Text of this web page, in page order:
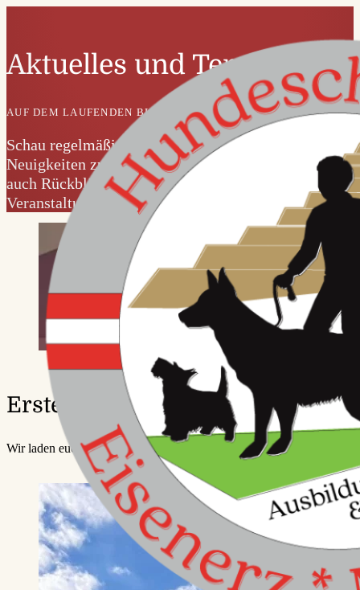
Aktuelles und Termine
AUF DEM LAUFENDEN BLEIBEN
Schau regelmäßig vorbei um keine
Neuigkeiten zu verpassen. Hier findest du
auch Rückblicke auf unsere
Veranstaltungen.
Erstes Eisenstraßenturnier am
Wir laden euch herzlich zum ersten IBGH Turnier um den Erzberg-